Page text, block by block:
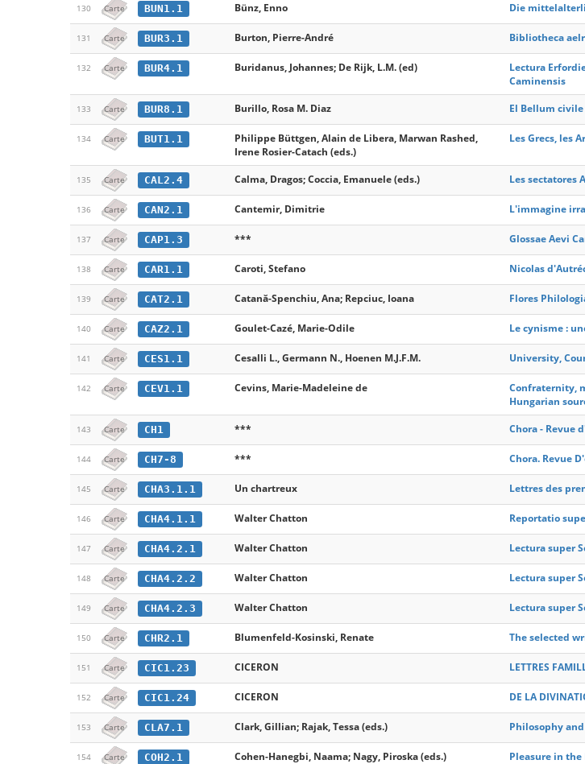
130 Carte BUN1.1 Bünz, Enno Die
131 Carte BUR3.1 Burton, Pierre-André Bibliotheca
132 Carte BUR4.1 Buridanus, Johannes; De Rijk, L.M. (ed)
Lectura
Caminensis
133 Carte BUR8.1 Burillo, Rosa M. Diaz El Bellum
134 Carte BUT1.1
Philippe Büttgen, Alain de Libera, Marwan Rashed,
Irene Rosier-Catach (eds.)
Les Grecs, les
135 Carte CAL2.4 Calma, Dragos; Coccia, Emanuele (eds.) Les sectatores
136 Carte CAN2.1 Cantemir, Dimitrie L'immagine
137 Carte CAP1.3 *** Glossae Aevi
138 Carte CAR1.1 Caroti, Stefano Nicolas
139 Carte CAT2.1 Catană-Spenchiu, Ana; Repciuc, Ioana Flores
140 Carte CAZ2.1 Goulet-Cazé, Marie-Odile Le cynisme :
141 Carte CES1.1 Cesalli L., Germann N., Hoenen M.J.F.M. University,
142 Carte CEV1.1 Cevins, Marie-Madeleine de
Confraternity,
Hungarian
143 Carte CH1 *** Chora - Revue
144 Carte CH7-8 *** Chora. Revue
145 Carte CHA3.1.1 Un chartreux Lettres des
146 Carte CHA4.1.1 Walter Chatton Reportatio
147 Carte CHA4.2.1 Walter Chatton Lectura super
148 Carte CHA4.2.2 Walter Chatton Lectura super
149 Carte CHA4.2.3 Walter Chatton Lectura super
150 Carte CHR2.1 Blumenfeld-Kosinski, Renate The selected
151 Carte CIC1.23 CICERON LETTRES
152 Carte CIC1.24 CICERON DE LA
153 Carte CLA7.1 Clark, Gillian; Rajak, Tessa (eds.) Philosophy
154 Carte COH2.1 Cohen-Hanegbi, Naama; Nagy, Piroska (eds.) Pleasure in the